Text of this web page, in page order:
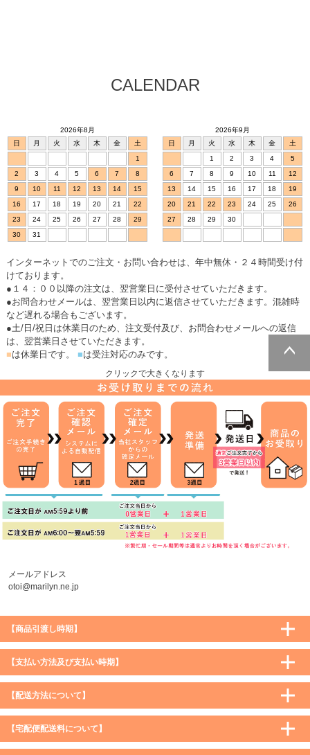
ページトッ
CALENDAR
2026年8月
日
月 火 水 木 金
土
1
2
3 4 5 6 7
8
9
10 11 12 13 14
15
16
17 18 19 20 21
22
23
24 25 26 27 28
29
30
31
2026年9月
日
月 火 水 木 金
土
1
2 3 4
5
6
7 8 9 10 11
12
13
14 15 16 17 18
19
20
21 22 23 24 25
26
27
28 29 30
インターネットでのご注文・お問い合わせは、年中無休・２４時間受け付
けております。
●１４：００以降の注文は、翌営業日に受付させていただきます。
●お問合わせメールは、翌営業日以内に返信させていただきます。混雑時
など遅れる場合もございます。
●土/日/祝日は休業日のため、注文受付及び、お問合わせメールへの返信
は、翌営業日させていただきます。
■は休業日です。 ■は受注対応のみです。
クリックで大きくなります
メールアドレス
otoi@marilyn.ne.jp
【商品引渡し時期】
【支払い方法及び支払い時期】
【配送方法について】
【宅配便配送料について】